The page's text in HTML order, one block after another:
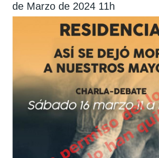
de Marzo de 2024 11h